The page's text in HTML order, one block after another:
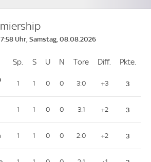
Uhr, Samstag, 08.08.2026
Sp. Spiele
SSiege
U Unentschieden
N Niederlagen
Tore ToreDiff. Differenz
Pkte.
1 1 0 0 3:0 +3 3
1 1 0 0 3:1 +2 3
1 1 0 0 2:0 +2 3